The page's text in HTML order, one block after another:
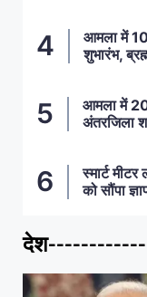
आमला में 10
शुभारंभ,
आमला में
अंतरजिला
स्मार्ट
को सौंपा